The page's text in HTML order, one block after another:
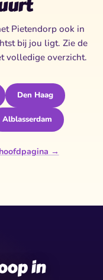
Pietendorp ook in
bij jou ligt. Zie de
volledige overzicht.
Den Haag
Alblasserdam
→
in